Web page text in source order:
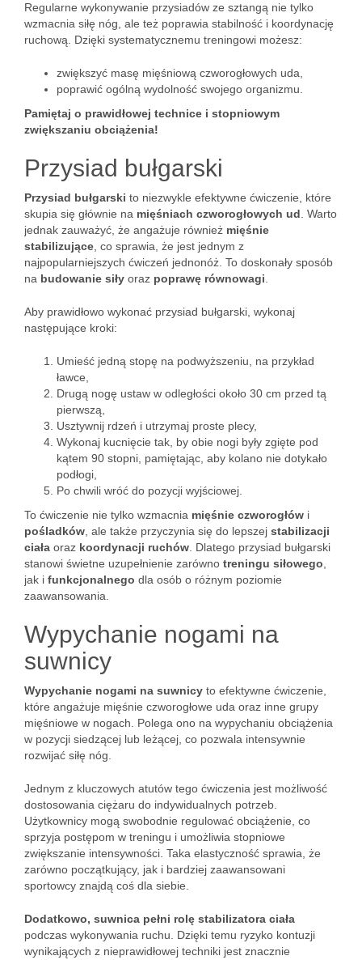
Regularne wykonywanie przysiadów ze sztangą nie tylko
wzmacnia siłę nóg, ale też poprawia stabilność i koordynację
ruchową. Dzięki systematycznemu treningowi możesz:
zwiększyć masę mięśniową czworogłowych uda,
poprawić ogólną wydolność swojego organizmu.
Pamiętaj o prawidłowej technice i stopniowym
zwiększaniu obciążenia!
Przysiad bułgarski
Przysiad bułgarski to niezwykle efektywne ćwiczenie, które
skupia się głównie na mięśniach czworogłowych ud . Warto
jednak zauważyć, że angażuje również mięśnie
stabilizujące , co sprawia, że jest jednym z
najpopularniejszych ćwiczeń jednonóż. To doskonały sposób
na budowanie siły oraz poprawę równowagi
Aby prawidłowo wykonać przysiad bułgarski, wykonaj
następujące kroki:
Umieść jedną stopę na podwyższeniu, na przykład
ławce,
Drugą nogę ustaw w odległości około 30 cm przed tą
pierwszą,
Usztywnij rdzeń i utrzymaj proste plecy,
Wykonaj kucnięcie tak, by obie nogi były zgięte pod
kątem 90 stopni, pamiętając, aby kolano nie dotykało
podłogi,
Po chwili wróć do pozycji wyjściowej.
To ćwiczenie nie tylko wzmacnia mięśnie czworogłów i
pośladków , ale także przyczynia się do lepszej stabilizacji
ciała oraz koordynacji ruchów . Dlatego przysiad bułgarski
stanowi świetne uzupełnienie zarówno treningu siłowego
jak i funkcjonalnego dla osób o różnym poziomie
zaawansowania.
Wypychanie nogami na
suwnicy
Wypychanie nogami na suwnicy to efektywne ćwiczenie,
które angażuje mięśnie czworogłowe uda oraz inne grupy
mięśniowe w nogach. Polega ono na wypychaniu obciążenia
w pozycji siedzącej lub leżącej, co pozwala intensywnie
rozwijać siłę nóg.
Jednym z kluczowych atutów tego ćwiczenia jest możliwość
dostosowania ciężaru do indywidualnych potrzeb.
Użytkownicy mogą swobodnie regulować obciążenie, co
sprzyja postępom w treningu i umożliwia stopniowe
zwiększanie intensywności. Taka elastyczność sprawia, że
zarówno początkujący, jak i bardziej zaawansowani
sportowcy znajdą coś dla siebie.
Dodatkowo, suwnica pełni rolę stabilizatora ciała
podczas wykonywania ruchu. Dzięki temu ryzyko kontuzji
wynikających z nieprawidłowej techniki jest znacznie